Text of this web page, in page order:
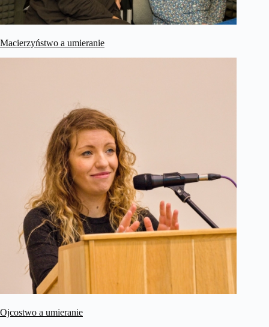
Macierzyństwo a umieranie
Ojcostwo a umieranie